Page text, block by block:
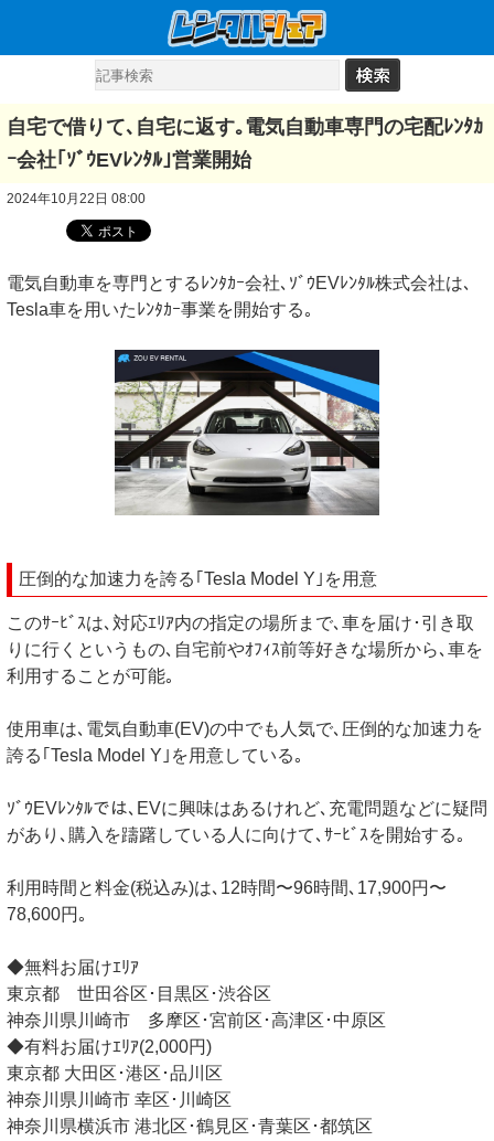
自宅で借りて､自宅に返す｡電気自動車専門の宅配ﾚﾝﾀｶ
ｰ会社｢ｿﾞｳEVﾚﾝﾀﾙ｣営業開始
2024年10月22日 08:00
電気自動車を専門とするﾚﾝﾀｶｰ会社､ｿﾞｳEVﾚﾝﾀﾙ株式会社は､
Tesla車を用いたﾚﾝﾀｶｰ事業を開始する｡
圧倒的な加速力を誇る｢Tesla Model Y｣を用意
このｻｰﾋﾞｽは､対応ｴﾘｱ内の指定の場所まで､車を届け･引き取
りに行くというもの､自宅前やｵﾌｨｽ前等好きな場所から､車を
利用することが可能｡
使用車は､電気自動車(EV)の中でも人気で､圧倒的な加速力を
誇る｢Tesla Model Y｣を用意している｡
ｿﾞｳEVﾚﾝﾀﾙでは､EVに興味はあるけれど､充電問題などに疑問
があり､購入を躊躇している人に向けて､ｻｰﾋﾞｽを開始する｡
利用時間と料金(税込み)は､12時間〜96時間､17,900円〜
78,600円｡
◆無料お届けｴﾘｱ
東京都 世田谷区･目黒区･渋谷区
神奈川県川崎市 多摩区･宮前区･高津区･中原区
◆有料お届けｴﾘｱ(2,000円)
東京都 大田区･港区･品川区
神奈川県川崎市 幸区･川崎区
神奈川県横浜市 港北区･鶴見区･青葉区･都筑区